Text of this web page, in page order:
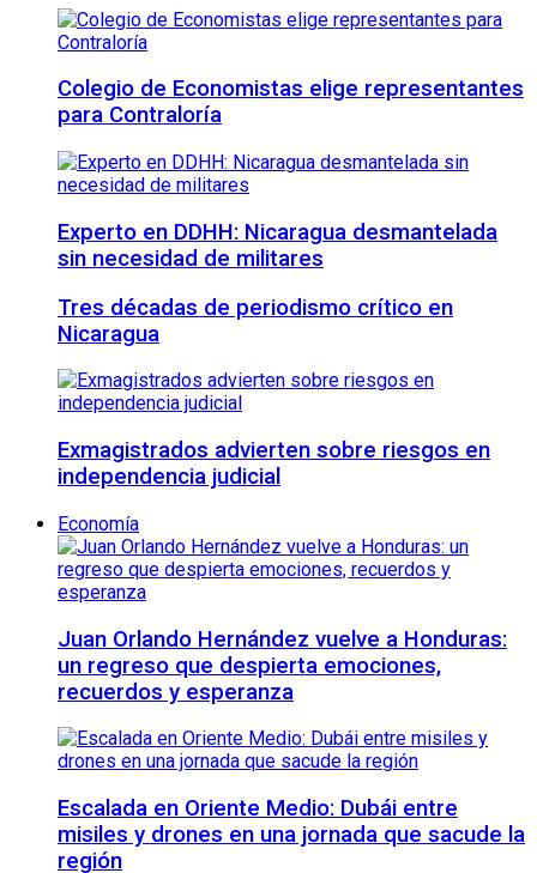
Colegio de Economistas elige representantes
para Contraloría
Experto en DDHH: Nicaragua desmantelada
sin necesidad de militares
Tres décadas de periodismo crítico en
Nicaragua
Exmagistrados advierten sobre riesgos en
independencia judicial
Economía
Juan Orlando Hernández vuelve a Honduras:
un regreso que despierta emociones,
recuerdos y esperanza
Escalada en Oriente Medio: Dubái entre
misiles y drones en una jornada que sacude la
región